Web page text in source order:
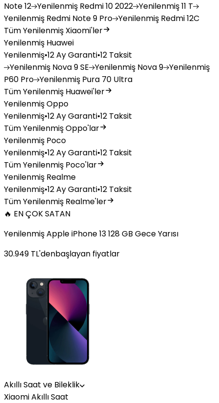
Note 12 Yenilenmiş Redmi 10 2022 Yenilenmiş11 T
Yenilenmiş Redmi Note 9 Pro Yenilenmiş Redmi 12C
Tüm Yenilenmiş Xiaomi'ler
Yenilenmiş Huawei
Yenilenmiş•12 Ay Garanti•12 Taksit
Yenilenmiş Nova 9 SE Yenilenmiş Nova 9 Yenilenmiş
P60 Pro Yenilenmiş Pura 70 Ultra
Tüm Yenilenmiş Huawei'ler
Yenilenmiş Oppo
Yenilenmiş•12 Ay Garanti•12 Taksit
Tüm Yenilenmiş Oppo'lar
Yenilenmiş Poco
Yenilenmiş•12 Ay Garanti•12 Taksit
Tüm Yenilenmiş Poco'lar
Yenilenmiş Realme
Yenilenmiş•12 Ay Garanti•12 Taksit
Tüm Yenilenmiş Realme'ler
🔥 EN ÇOK SATAN
Yenilenmiş Apple iPhone 13 128 GB Gece Yarısı
30.949 TL'denbaşlayan fiyatlar
Akıllı Saat ve Bileklik
Xiaomi Akıllı Saat